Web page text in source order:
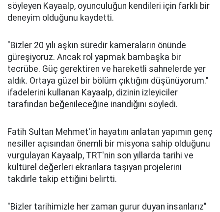
söyleyen Kayaalp, oyunculuğun kendileri için farklı bir
deneyim olduğunu kaydetti.
"Bizler 20 yılı aşkın süredir kameraların önünde
güreşiyoruz. Ancak rol yapmak bambaşka bir
tecrübe. Güç gerektiren ve hareketli sahnelerde yer
aldık. Ortaya güzel bir bölüm çıktığını düşünüyorum."
ifadelerini kullanan Kayaalp, dizinin izleyiciler
tarafından beğenileceğine inandığını söyledi.
Fatih Sultan Mehmet'in hayatını anlatan yapımın genç
nesiller açısından önemli bir misyona sahip olduğunu
vurgulayan Kayaalp, TRT'nin son yıllarda tarihi ve
kültürel değerleri ekranlara taşıyan projelerini
takdirle takip ettiğini belirtti.
"Bizler tarihimizle her zaman gurur duyan insanlarız"